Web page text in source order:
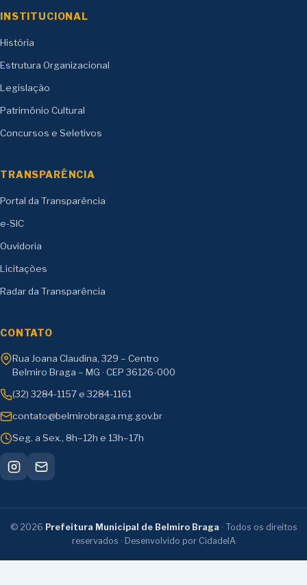
INSTITUCIONAL
História
Estrutura Organizacional
Legislação
Patrimônio Cultural
Concursos e Seletivos
TRANSPARÊNCIA
Portal da Transparência
e-SIC
Ouvidoria
Licitações
Radar da Transparência
CONTATO
Rua Joana Claudina, 329 – Centro
Belmiro Braga – MG · CEP 36126-000
(32) 3284-1157 e 3284-1161
contato@belmirobraga.mg.gov.br
Seg. a Sex., 8h–12h e 13h–17h
© 2026 Prefeitura Municipal de Belmiro Braga · Todos os direitos
reservados · Desenvolvido por CidadeIA